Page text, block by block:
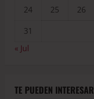
24
25 26
31
« Jul
TE PUEDEN INTERESAR